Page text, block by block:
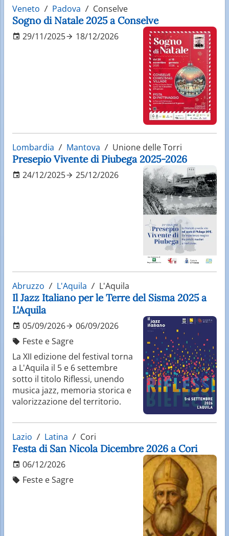
Veneto Padova Conselve
Sogno di Natale 2025 a Conselve
29/11/2025 18/12/2026
Lombardia Mantova Unione delle Torri
Presepio Vivente di Piubega 2025-2026
24/12/2025 25/12/2026
Abruzzo L'Aquila L'Aquila
Il Jazz Italiano per le Terre del Sisma 2025 a
L'Aquila
05/09/2026
06/09/2026
Feste e Sagre
La XII edizione del festival torna
a L'Aquila il 5 e 6 settembre
sotto il titolo Riflessi, unendo
musica jazz, memoria storica e
valorizzazione del territorio.
Lazio Latina Cori
Festa di San Nicola Dicembre 2026 a Cori
06/12/2026
Feste e Sagre